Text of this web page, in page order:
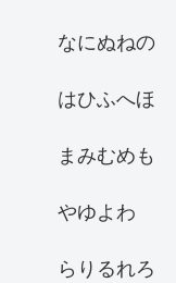
なにぬねの
はひふへほ
まみむめも
やゆよわ
らりるれろ